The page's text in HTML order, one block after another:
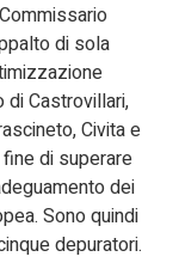
di sola
di Castrovillari,
Civita e
di superare
dei
Sono quindi
depuratori.